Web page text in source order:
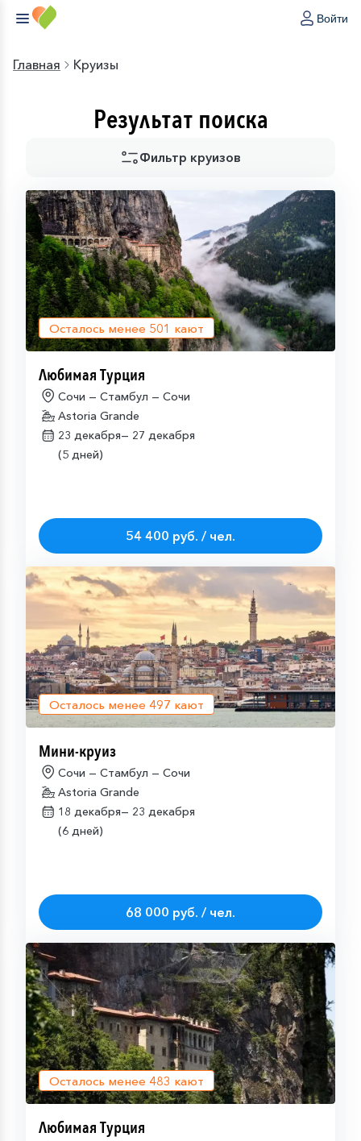
Войти
Главная Круизы
Результат поиска
Фильтр круизов
Осталось менее 501 кают
Любимая Турция
Сочи — Стамбул — Сочи
Astoria Grande
23 декабря— 27 декабря
(5 дней)
54 400 руб. / чел.
Осталось менее 497 кают
Мини-круиз
Сочи — Стамбул — Сочи
Astoria Grande
18 декабря— 23 декабря
(6 дней)
68 000 руб. / чел.
Осталось менее 483 кают
Любимая Турция